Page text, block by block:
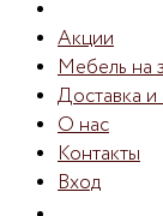
Акции
Мебель на
Доставка и
О нас
Контакты
Вход